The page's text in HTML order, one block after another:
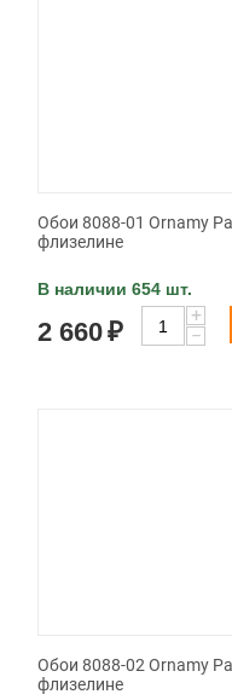
Обои 8088-01 Ornamy
флизелине
В наличии 654 шт.
2 660₽
+
−
Обои 8088-02 Ornamy
флизелине